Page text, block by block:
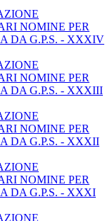
NOMINE PER
DA G.P.S. - XXXIV
NOMINE PER
DA G.P.S. - XXXIII
NOMINE PER
DA G.P.S. - XXXII
NOMINE PER
DA G.P.S. - XXXI